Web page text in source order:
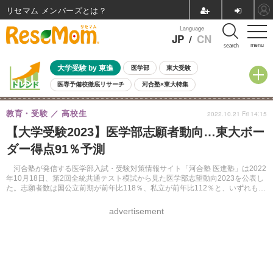
menu
Language
JP / CN search
大学受験 by 東進 医学部 東大受験
医専予備校徹底リサーチ 河合塾×東大特集
親子で考える大学選び 高校受験 中学受験 小学校受験
共通テスト 夏休み
8月開催イベント・WS 全国公立高校 過去問 人気記事
自由研究教材（小学生向け）
【大学受験2023】医学部志願者動向…東大ボー
ダー得点91％予測
河合塾が発信する医学部入試・受験対策情報サイト「河合塾 医進塾」は2022
年10月18日、第2回全統共通テスト模試から見た医学部志望動向2023を公表し
た。志願者数は国公立前期が前年比118％、私立が前年比112％と、いずれも増
教育・受験 高校生
advertisement
2022.10.21 Fri 14:15
リセマム メンバーズ